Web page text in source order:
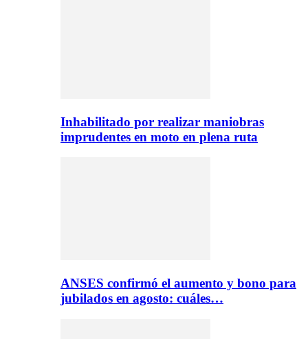
Inhabilitado por realizar maniobras
imprudentes en moto en plena ruta
ANSES confirmó el aumento y bono para
jubilados en agosto: cuáles…